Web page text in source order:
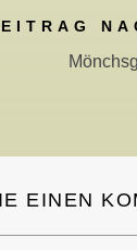
EINEN